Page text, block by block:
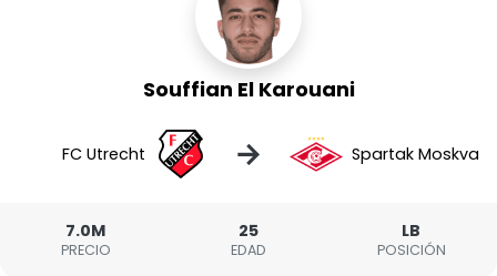
Souffian El Karouani
FC Utrecht → Spartak Moskva
7.0M
PRECIO
25
EDAD
LB
POSICIÓN